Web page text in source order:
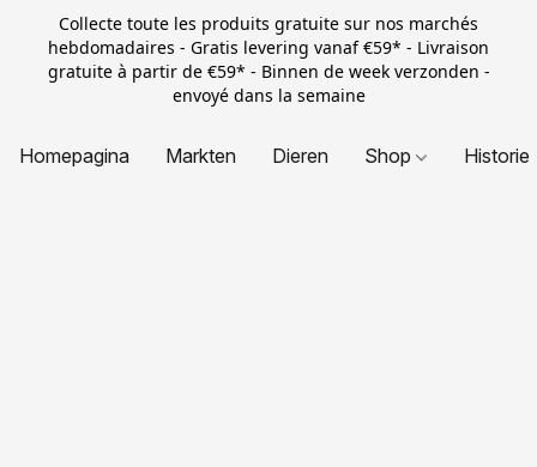
Collecte toute les produits gratuite sur nos marchés
hebdomadaires - Gratis levering vanaf €59* - Livraison
gratuite à partir de €59* - Binnen de week verzonden -
envoyé dans la semaine
Homepagina Markten Dieren Shop Historie